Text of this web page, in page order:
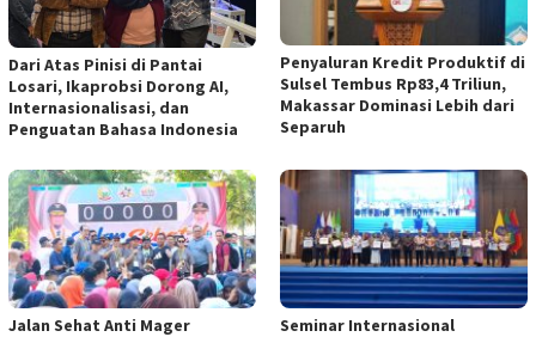
Dari Atas Pinisi di Pantai
Losari, Ikaprobsi Dorong AI,
Internasionalisasi, dan
Penguatan Bahasa Indonesia
Penyaluran Kredit Produktif di
Sulsel Tembus Rp83,4 Triliun,
Makassar Dominasi Lebih dari
Separuh
Jalan Sehat Anti Mager
Seminar Internasional